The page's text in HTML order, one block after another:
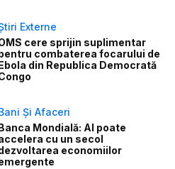
Externe
cere sprijin suplimentar
combaterea focarului de
din Republica Democrată
Și Afaceri
Mondială: AI poate
cu un secol
economiilor